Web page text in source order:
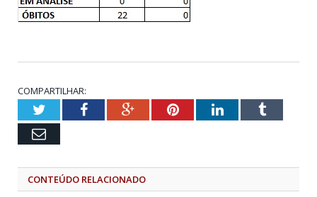
COMPARTILHAR:
TwitterFacebookGoogle+PinterestLinkedInTumblr
Email
CONTEÚDO RELACIONADO